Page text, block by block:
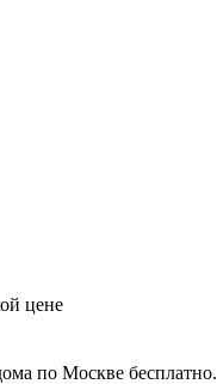
цене
по Москве бесплатно.